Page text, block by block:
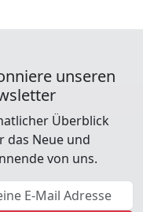
unseren
Überblick
das Neue und
von uns.
Adresse